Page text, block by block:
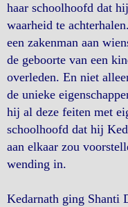
haar schoolhoofd dat
waarheid te
een zakenman aan
de geboorte van een
overleden. En niet
de unieke
hij al deze feiten met
schoolhoofd dat hij
aan elkaar zou
wending in.
Kedarnath ging Shanti